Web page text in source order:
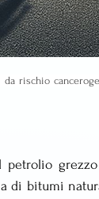
rischio
di bitumi